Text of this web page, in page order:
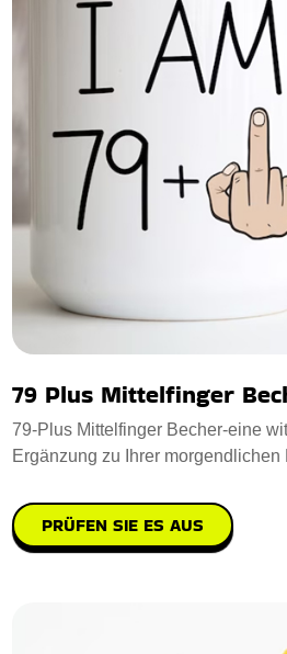
79 Plus Mittelfinger
79-Plus Mittelfinger Becher-eine
Ergänzung zu Ihrer
PRÜFEN SIE ES AUS